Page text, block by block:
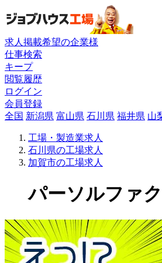
求人掲載希望の企業様
仕事検索
キープ
閲覧履歴
ログイン
会員登録
全国 新潟県 富山県 石川県 福井県 山
工場・製造業求人
石川県の工場求人
加賀市の工場求人
パーソルファ